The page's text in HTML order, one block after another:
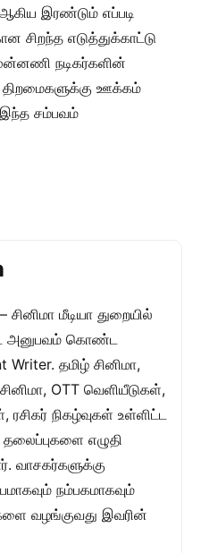
இரண்டும் எப்படி
சிறந்த எடுத்துக்காட்டு
நடிகர்களின்
திறமைகளுக்கு ஊக்கம்
சம்பவம்
மீடியா துறையில்
அனுபவம் கொண்ட
Writer. தமிழ் சினிமா,
OTT வெளியீடுகள்,
ரசிகர் நிகழ்வுகள் உள்ளிட்ட
தலைப்புகளை எழுதி
வாசகர்களுக்கு
நம்பகமாகவும்
வழங்குவது இவரின்